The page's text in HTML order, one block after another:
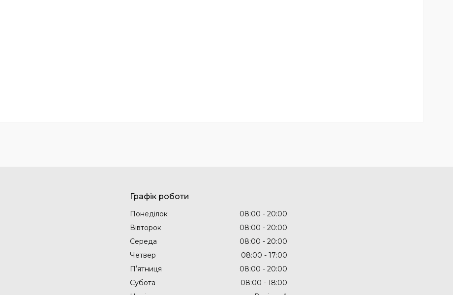
Графік роботи
Понеділок 08:00
20:00
Вівторок
08:00
20:00
Середа
08:00
20:00
Четвер
08:00
17:00
Пʼятниця
08:00
20:00
Субота
08:00
18:00